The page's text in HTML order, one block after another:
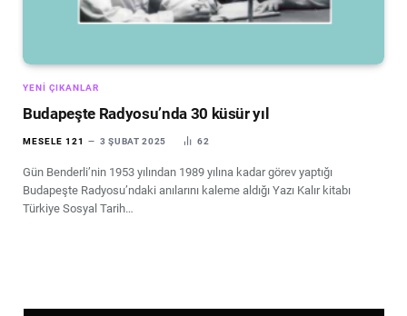
YENI ÇIKANLAR
Budapeşte Radyosu’nda 30 küsür yıl
MESELE 121 3 ŞUBAT 2025 62
Gün Benderli’nin 1953 yılından 1989 yılına kadar görev yaptığı
Budapeşte Radyosu’ndaki anılarını kaleme aldığı Yazı Kalır kitabı
Türkiye Sosyal Tarih…